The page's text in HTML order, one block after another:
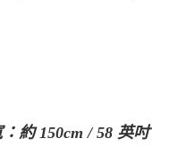
約 150cm / 58 英吋